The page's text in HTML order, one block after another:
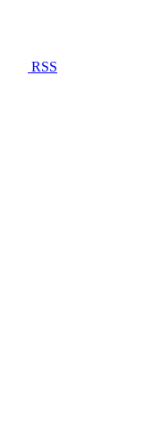
RSS